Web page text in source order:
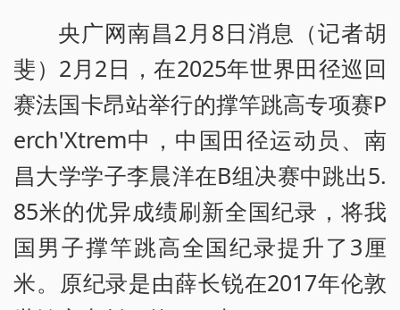
央广网南昌2月8日消息（记者胡
斐）2月2日，在2025年世界田径巡回
赛法国卡昂站举行的撑竿跳高专项赛P
erch'Xtrem中，中国田径运动员、南
昌大学学子李晨洋在B组决赛中跳出5.
85米的优异成绩刷新全国纪录，将我
国男子撑竿跳高全国纪录提升了3厘
米。原纪录是由薛长锐在2017年伦敦